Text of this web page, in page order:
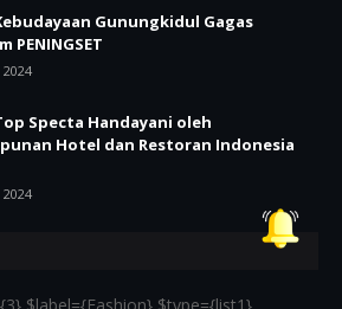
Gunungkidul Gagas
PENINGSET
2024
Specta Handayani oleh
Hotel dan Restoran Indonesia
2024